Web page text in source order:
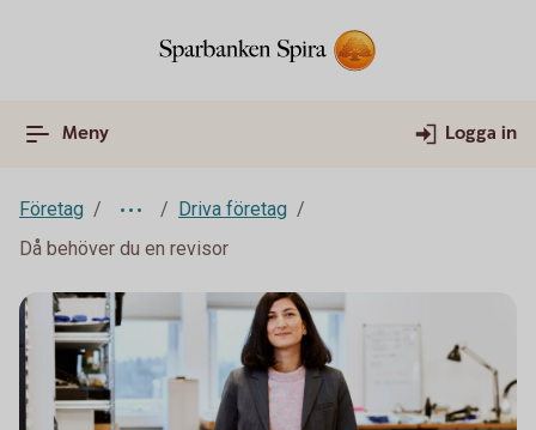
Meny Logga in
Företag
Driva företag
Då behöver du en revisor